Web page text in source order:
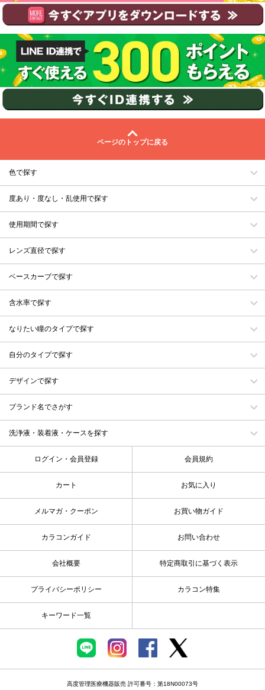
ページのトップに戻る
色で探す
度あり・度なし・乱使用で探す
使用期間で探す
レンズ直径で探す
ベースカーブで探す
含水率で探す
なりたい瞳のタイプで探す
自分のタイプで探す
デザインで探す
ブランド名でさがす
洗浄液・装着液・ケースを探す
ログイン・会員登録 会員規約
カート お気に入り
メルマガ・クーポン お買い物ガイド
カラコンガイド お問い合わせ
会社概要 特定商取引に基づく表示
プライバシーポリシー カラコン特集
キーワード一覧
高度管理医療機器販売 許可番号：第18N00073号